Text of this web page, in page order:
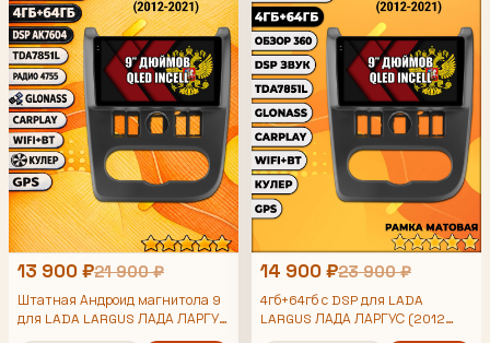
13 900 ₽21 900 ₽
Штатная Андроид магнитола 9
для LADA LARGUS ЛАДА ЛАРГУС
14 900 ₽23 900 ₽
4гб+64гб с DSP для LADA
LARGUS ЛАДА ЛАРГУС (2012